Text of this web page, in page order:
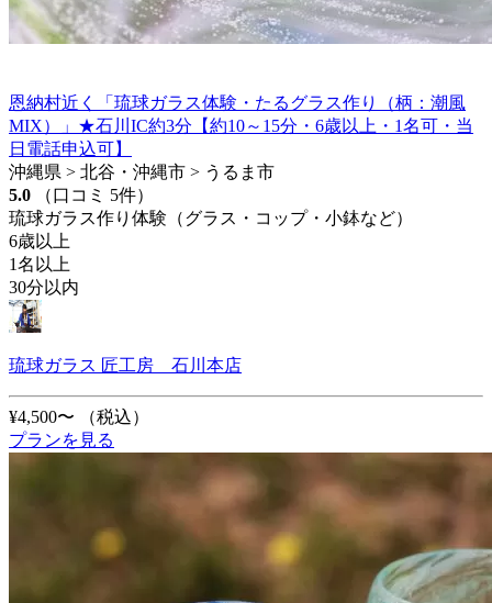
恩納村近く「琉球ガラス体験・たるグラス作り（柄：潮風
MIX）」★石川IC約3分【約10～15分・6歳以上・1名可・当
日電話申込可】
沖縄県 > 北谷・沖縄市 > うるま市
5.0
（口コミ 5件）
琉球ガラス作り体験（グラス・コップ・小鉢など）
6歳以上
1名以上
30分以内
琉球ガラス 匠工房 石川本店
¥4,500〜
（税込）
プランを見る